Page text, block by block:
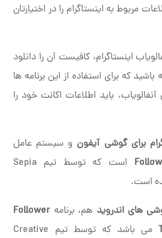
مربوط به اینستاگرام را در اختیارتان
اینستاگرام، کافیست آن را دانلود
که برای استفاده از این برنامه ها
باید اطلاعات اکانت خود را
برای گوشی آیفونو سیستم عامل
است که توسط تیم Sepia
های اندروید هم، برنامهFollower
می باشد که توسط تیم Creative